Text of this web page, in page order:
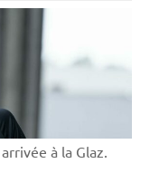
à la Glaz.